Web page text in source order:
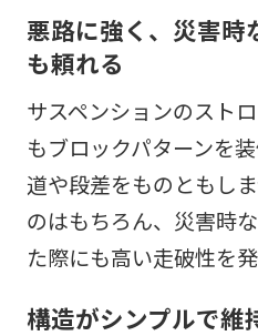
悪路に強く、災害時
も頼れる
サスペンションのスト
もブロックパターンを
道や段差をものともし
のはもちろん、災害時
た際にも高い走破性を発
構造がシンプルで維